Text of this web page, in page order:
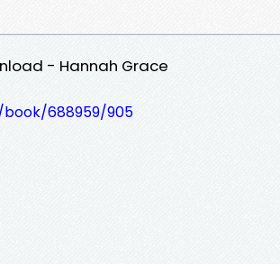
- Hannah Grace
688959/905